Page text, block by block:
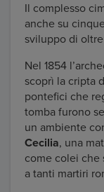
Il complesso
anche su
sviluppo di
Nel 1854
scoprì la cripta
pontefici che
tomba furono
un ambiente
Cecilia, una
come colei che
a tanti martiri